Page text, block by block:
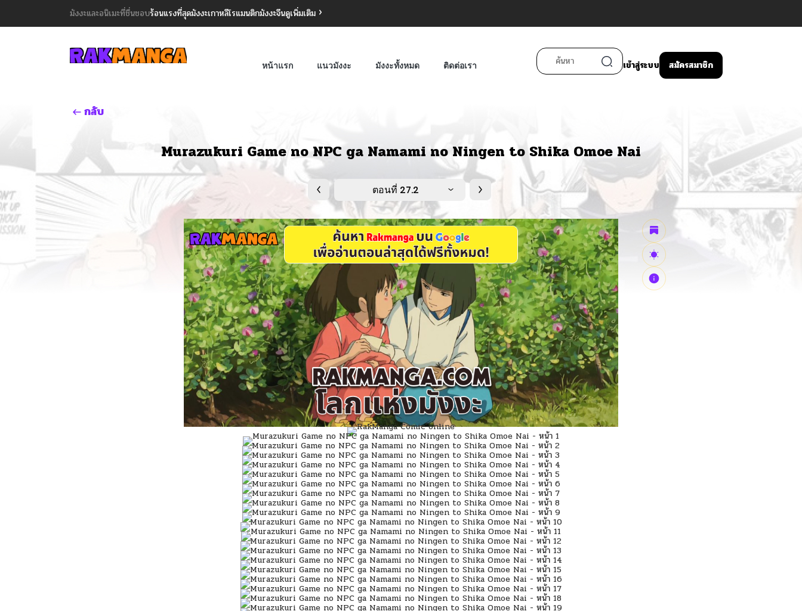
มังงะและอนิเมะที่ชื่นชอบร้อนแรงที่สุดมังงะเกาหลีโรแมนติกมังงะจีนดูเพิ่มเติม
หน้าแรก แนวมังงะ มังงะทั้งหมด ติดต่อเรา เข้าสู่ระบบ สมัครสมาชิก
กลับ
Murazukuri Game no NPC ga Namami no Ningen to Shika Omoe Nai
ตอนที่ 27.2